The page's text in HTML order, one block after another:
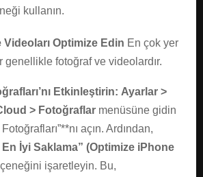
kullanın.
Optimize Edin En çok yer
genellikle fotoğraf ve videolardır.
Etkinleştirin: Ayarlar >
> Fotoğraflar menüsüne gidin
açın. Ardından,
En İyi Saklama” (Optimize iPhone
işaretleyin. Bu,